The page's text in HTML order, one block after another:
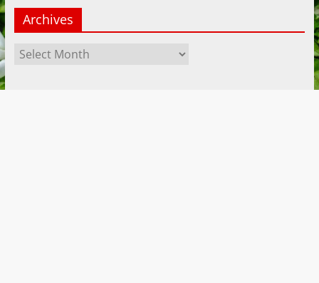
Archives
Archives